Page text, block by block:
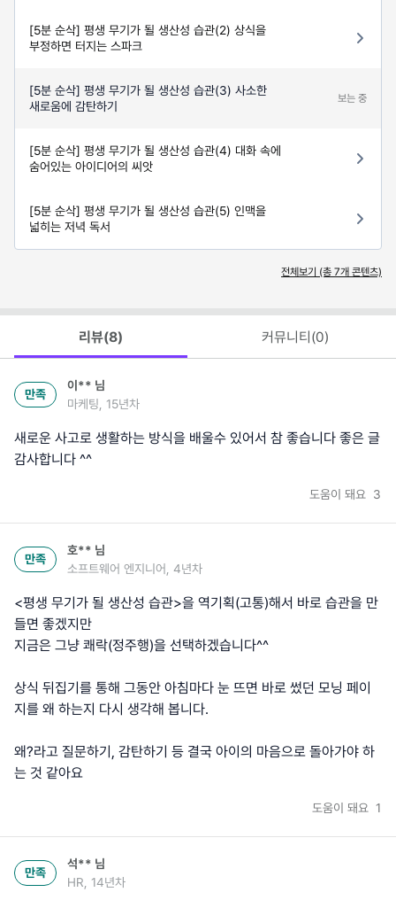
[5분 순삭] 평생 무기가 될 생산성 습관(2) 상식을
부정하면 터지는 스파크
[5분 순삭] 평생 무기가 될 생산성 습관(3) 사소한
새로움에 감탄하기
보는 중
[5분 순삭] 평생 무기가 될 생산성 습관(4) 대화 속에
숨어있는 아이디어의 씨앗
[5분 순삭] 평생 무기가 될 생산성 습관(5) 인맥을
넓히는 저녁 독서
전체보기 (총 7개 콘텐츠)
리뷰(8) 커뮤니티(0)
만족
이** 님
마케팅, 15년차
새로운 사고로 생활하는 방식을 배울수 있어서 참 좋습니다 좋은 글
감사합니다 ^^
도움이 돼요 3
만족
호** 님
소프트웨어 엔지니어, 4년차
<평생 무기가 될 생산성 습관>을 역기획(고통)해서 바로 습관을 만
들면 좋겠지만
지금은 그냥 쾌락(정주행)을 선택하겠습니다^^
상식 뒤집기를 통해 그동안 아침마다 눈 뜨면 바로 썼던 모닝 페이
지를 왜 하는지 다시 생각해 봅니다.
왜?라고 질문하기, 감탄하기 등 결국 아이의 마음으로 돌아가야 하
는 것 같아요
도움이 돼요 1
만족
석** 님
HR, 14년차